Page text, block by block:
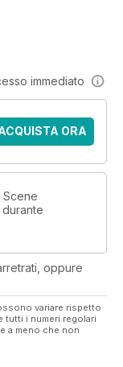
immediato
ORA
Scene
oppure
variare rispetto
tutti i numeri regolari
a meno che non